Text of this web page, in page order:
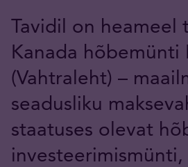
Tavidil on heameel
Kanada hõbemünti
(Vahtraleht) –
seadusliku
staatuses olevat